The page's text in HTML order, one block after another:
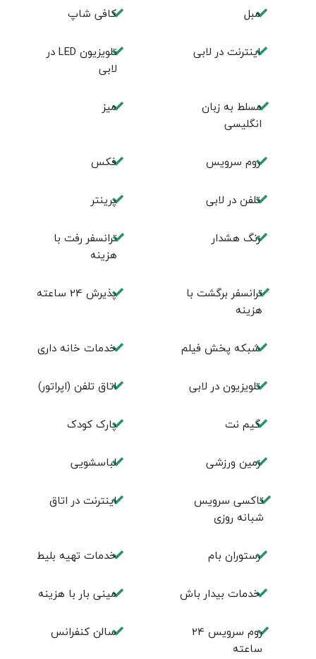
مبل كافی شاپ
اينترنت در لابی
تلويزيون LED در
لابی
مسلط به زبان
انگليسی
ميز
روم سرويس فكس
تلفن در لابی پرینتر
زنگ هشدار
ترانسفر رفت با
هزینه
ترانسفر برگشت با
هزینه
پذیرش 24 ساعته
شبکه پخش فیلم خدمات خانه داری
تلویزیون در لابی اتاق تلفن (اپراتور)
گیم نت پارک کودک
زمین ورزشی لباسشویی
تاکسی سرویس
شبانه روزی
اينترنت در اتاق
رستوران بام خدمات تهيه بليط
خدمات بیدار باش مینی بار با هزینه
روم سرويس 24
ساعته
سالن كنفرانس